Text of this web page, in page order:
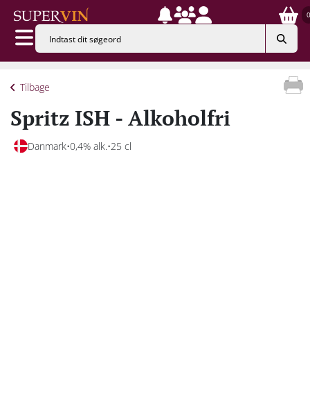
0
Tilbage
Spritz ISH - Alkoholfri
Danmark 0,4% alk. 25 cl